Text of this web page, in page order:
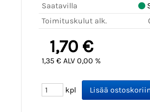
Saatavilla
Toimituskulut alk.
1,70 €
1,35 € ALV 0,00 %
kpl